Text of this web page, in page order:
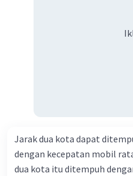
Jarak dua kota dapat
dengan kecepatan mobil
dua kota itu ditempuh